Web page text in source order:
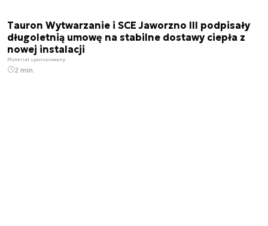
Tauron Wytwarzanie i SCE Jaworzno III podpisały
długoletnią umowę na stabilne dostawy ciepła z
nowej instalacji
Materiał sponsorowany
2 min.